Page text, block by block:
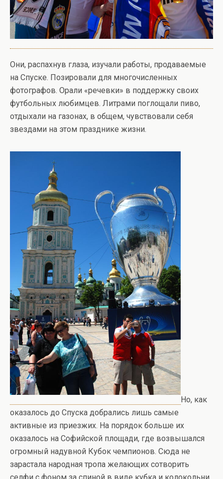
Они, распахнув глаза, изучали работы, продаваемые
на Спуске. Позировали для многочисленных
фотографов. Орали «речевки» в поддержку своих
футбольных любимцев. Литрами поглощали пиво,
отдыхали на газонах, в общем, чувствовали себя
звездами на этом празднике жизни.
Но, как
оказалось до Спуска добрались лишь самые
активные из приезжих. На порядок больше их
оказалось на Софийской площади, где возвышался
огромный надувной Кубок чемпионов. Сюда не
зарастала народная тропа желающих сотворить